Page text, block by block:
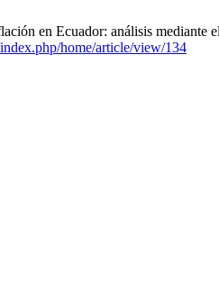
en Ecuador: análisis
home/article/view/134